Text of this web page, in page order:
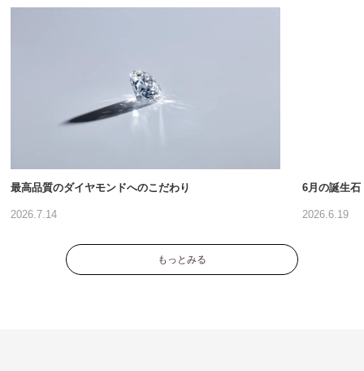
最高品質のダイヤモンドへのこだわり
2026.7.14
6月の誕生
2026.6.19
もっとみる